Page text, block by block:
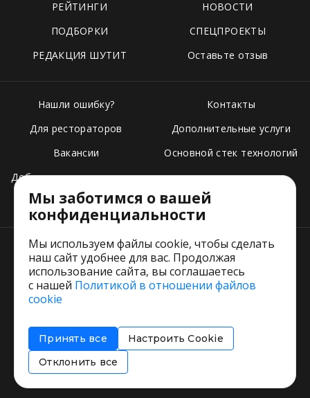
РЕЙТИНГИ
НОВОСТИ
ПОДБОРКИ
СПЕЦПРОЕКТЫ
РЕДАКЦИЯ ШУТИТ
Оставьте отзыв
Нашли ошибку?
Для рестораторов
Вакансии
Добавить свое заведение
Тарифы
Контакты
Дополнительные услуги
Основной стек технологий
Пользовательское соглашение
Соглашение об информировании
Политика использования cookies
Мы заботимся о вашей
конфиденциальности
Мы используем файлы cookie, чтобы сделать
наш сайт удобнее для вас. Продолжая
использование сайта, вы соглашаетесь
с нашей Политикой в отношении файлов
cookie
Принять все
Настроить Cookie
Отклонить все